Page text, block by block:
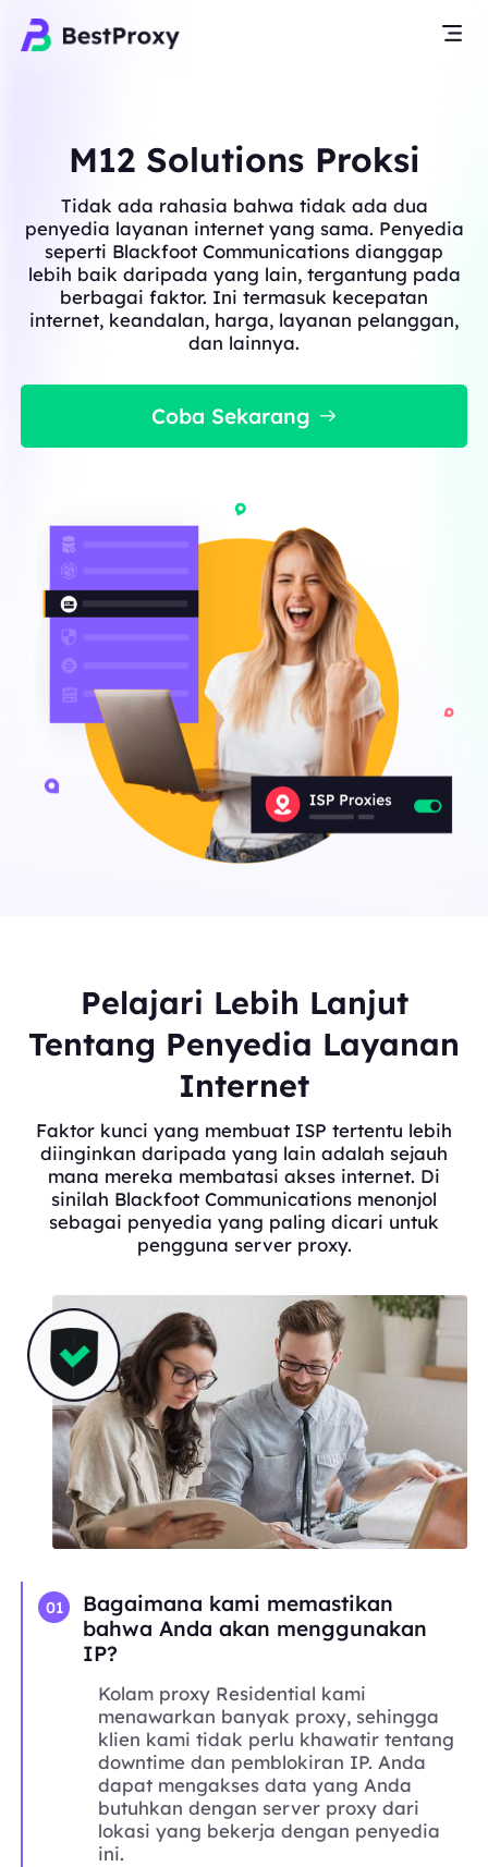
M12 Solutions Proksi
Tidak ada rahasia bahwa tidak ada dua
penyedia layanan internet yang sama. Penyedia
seperti Blackfoot Communications dianggap
lebih baik daripada yang lain, tergantung pada
berbagai faktor. Ini termasuk kecepatan
internet, keandalan, harga, layanan pelanggan,
dan lainnya.
Coba Sekarang
Pelajari Lebih Lanjut
Tentang Penyedia Layanan
Internet
Faktor kunci yang membuat ISP tertentu lebih
diinginkan daripada yang lain adalah sejauh
mana mereka membatasi akses internet. Di
sinilah Blackfoot Communications menonjol
sebagai penyedia yang paling dicari untuk
pengguna server proxy.
01
Bagaimana kami memastikan
bahwa Anda akan menggunakan
IP?
Kolam proxy Residential kami
menawarkan banyak proxy, sehingga
klien kami tidak perlu khawatir tentang
downtime dan pemblokiran IP. Anda
dapat mengakses data yang Anda
butuhkan dengan server proxy dari
lokasi yang bekerja dengan penyedia
ini.